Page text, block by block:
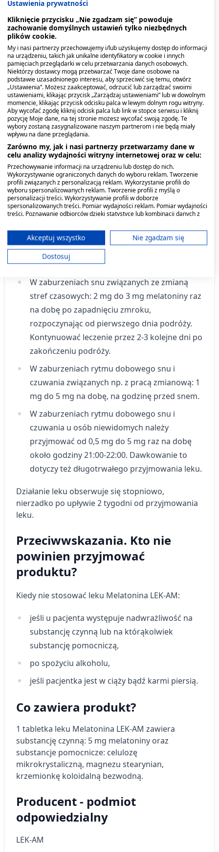
czasowych, zaburzeniach rytmu dobowego snu i
czuwania u pacjentów niewidomych,
zaburzeniach snu związanych z zaburzeniami
rytmu snu i czuwania, np. w związku z pracą
zmianową.
Kiedy stosować produkt?
Lek Melatonina LEK-AM stosowany jest
wspomagająco w:
zaburzeniach snu związanych z zaburzeniami
rytmu snu i czuwania, np. w zaburzeniach snu
związanych ze zmianą stref czasowych, lub w
związku z pracą zmianową
zaburzeniach rytmu dobowego snu i czuwania
u pacjentów niewidomych.
Dawkowanie
Dorośli:
W zaburzeniach snu związanych ze zmianą
stref czasowych: 2 mg do 3 mg melatoniny raz
na dobę po zapadnięciu zmroku,
rozpoczynając od pierwszego dnia podróży.
Kontynuować leczenie przez 2-3 kolejne dni po
zakończeniu podróży.
W zaburzeniach rytmu dobowego snu i
czuwania związanych np. z pracą zmianową: 1
mg do 5 mg na dobę, na godzinę przed snem.
W zaburzeniach rytmu dobowego snu i
czuwania u osób niewidomych należy
przyjmować od 0,5 mg do 5 mg raz na dobę
około godziny 21:00-22:00. Dawkowanie to
dotyczy też długotrwałego przyjmowania leku.
Działanie leku obserwuje się stopniowo,
nierzadko po upływie 2 tygodni od przyjmowania
leku.
Przeciwwskazania. Kto nie
powinien przyjmować
produktu?
Kiedy nie stosować leku Melatonina LEK-AM:
jeśli u pacjenta występuje nadwrażliwość na
substancję czynną lub na którąkolwiek
substancję pomocniczą,
po spożyciu alkoholu,
jeśli pacjentka jest w ciąży bądź karmi piersią.
Co zawiera produkt?
1 tabletka leku Melatonina LEK-AM zawiera
substancję czynną: 5 mg melatoniny oraz
substancje pomocnicze: celulozę
mikrokrystaliczną, magnezu stearynian,
krzemionkę koloidalną bezwodną.
Producent - podmiot
odpowiedzialny
LEK-AM
Ustawienia prywatności
Kliknięcie przycisku „Nie zgadzam się” powoduje
zachowanie domyślnych ustawień tylko niezbędnych
plików cookie.
My i nasi partnerzy przechowujemy i/lub uzyskujemy dostęp do informacji
na urządzeniu, takich jak unikalne identyfikatory w cookie i innych
pamięciach przeglądarki w celu przetwarzania danych osobowych.
Niektórzy dostawcy mogą przetwarzać Twoje dane osobowe na
podstawie uzasadnionego interesu, aby sprzeciwić się temu, otwórz
„Ustawienia”. Możesz zaakceptować, odrzucić lub zarządzać swoimi
ustawieniami, klikając przycisk „Zarządzaj ustawieniami” lub w dowolnym
momencie, klikając przycisk odcisku palca w lewym dolnym rogu witryny.
Aby wycofać zgodę kliknij odcisk palca lub link w stopce serwisu i kliknij
pozycję Moje dane, na tej stronie możesz wycofać swoją zgodę. Te
wybory zostaną zasygnalizowane naszym partnerom i nie będą miały
wpływu na dane przeglądania.
Zarówno my, jak i nasi partnerzy przetwarzamy dane w
celu analizy wydajności witryny internetowej oraz w celu:
Przechowywanie informacji na urządzeniu lub dostęp do nich.
Wykorzystywanie ograniczonych danych do wyboru reklam. Tworzenie
profili związanych z personalizacją reklam. Wykorzystanie profili do
wyboru spersonalizowanych reklam. Tworzenie profili z myślą o
personalizacji treści. Wykorzystywanie profili w doborze
spersonalizowanych treści. Pomiar wydajności reklam. Pomiar wydajności
treści. Poznawanie odbiorców dzięki statystyce lub kombinacji danych z
ograniczonych danych do wyboru treści.
Dane mogą być udostępniane poza Unię Europejską i wysyłane do USA.
Twoja zgoda i polityka cookie dotyczą wyłącznie tej witryny/aplikacji.
Wyświetl listę partnerów (11 dostawców IAB)
Cele przetwarzania IAB:
Przechowywanie informacji na urządzeniu
lub dostęp do nich
Wykorzystywanie ograniczonych danych do
wyboru reklam
Tworzenie profili w celu
spersonalizowanych reklam
Wykorzystanie profili do wyboru
spersonalizowanych reklam
Tworzenie profili w celu personalizacji treści
Wykorzystywanie profili w celu doboru
spersonalizowanych treści
Pomiar efektywności reklam
Rozumienie odbiorców dzięki statystyce lub
kombinacji danych z różnych źródeł
Wykorzystywanie ograniczonych danych do
wyboru treści
Funkcje specjalne IAB:
Użycie dokładnych danych
geolokalizacyjnych
Identyfikowanie urządzeń na podstawie
aktywnie żądanych informacji
Cele przetwarzania inne niż IAB:
Niezbędne
Wydajność (Performance)
Reklama / śledzenie
Akceptuj wszystko
Nie zgadzam się
Dostosuj